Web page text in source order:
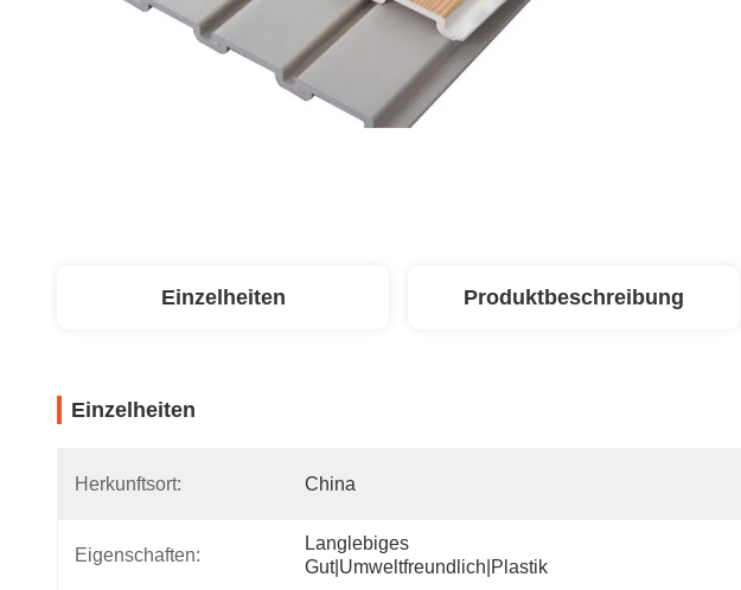
Einzelheiten Produktbeschreibung
Einzelheiten
Herkunftsort: China
Eigenschaften:
Langlebiges
Gut|Umweltfreundlich|Plastik